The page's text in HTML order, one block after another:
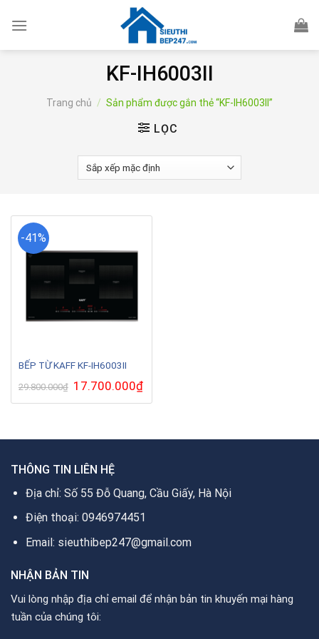
KF-IH6003II
Trang chủ / Sản phẩm được gắn thẻ “KF-IH6003II”
LỌC
-41%
BẾP TỪ KAFF KF-IH6003II
29.800.000₫ Giá
gốc
là:
17.700.000₫Giá
hiện
tại
THÔNG TIN LIÊN HỆ
Địa chỉ: Số 55 Đỗ Quang, Cầu Giấy, Hà Nội
Điện thoại: 0946974451
Email: sieuthibep247@gmail.com
NHẬN BẢN TIN
Vui lòng nhập địa chỉ email để nhận bản tin khuyến mại hàng
tuần của chúng tôi: